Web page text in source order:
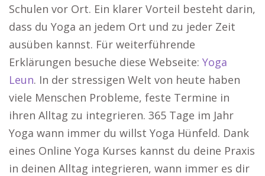
Schulen vor Ort. Ein klarer Vorteil besteht darin,
dass du Yoga an jedem Ort und zu jeder Zeit
ausüben kannst. Für weiterführende
Erklärungen besuche diese Webseite: Yoga
Leun. In der stressigen Welt von heute haben
viele Menschen Probleme, feste Termine in
ihren Alltag zu integrieren. 365 Tage im Jahr
Yoga wann immer du willst Yoga Hünfeld. Dank
eines Online Yoga Kurses kannst du deine Praxis
in deinen Alltag integrieren, wann immer es dir